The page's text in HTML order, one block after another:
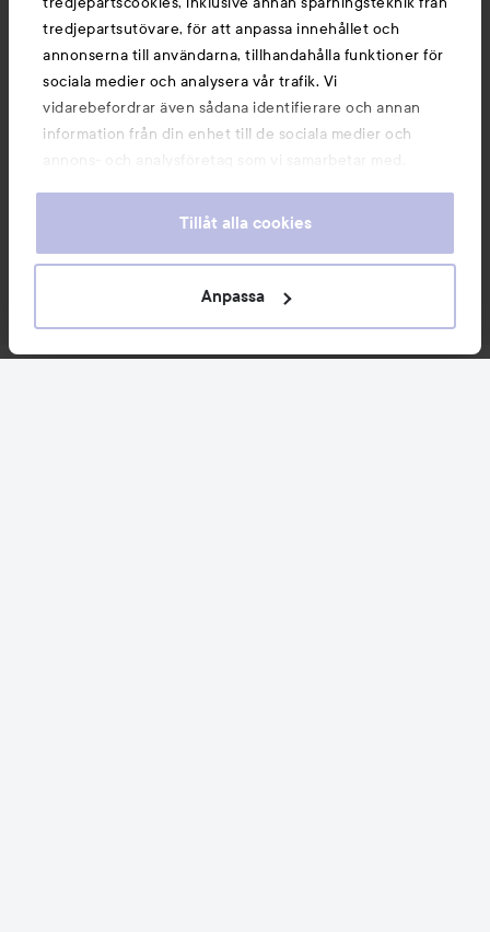
tredjepartsutövare, för att anpassa innehållet och
annonserna till användarna, tillhandahålla funktioner för
sociala medier och analysera vår trafik. Vi
vidarebefordrar även sådana identifierare och annan
information från din enhet till de sociala medier och
annons- och analysföretag som vi samarbetar med.
information som du har tillhandahållit eller som de har
våra cookies vid fortsatt användande av vår webbplats.
För information om hur du kan ändra inställningarna för
Tillåt alla cookies
Anpassa